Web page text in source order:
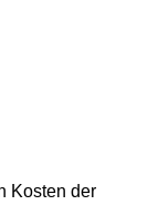
Kosten der